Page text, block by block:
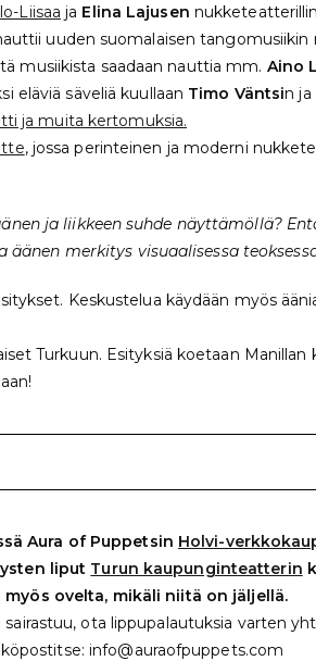
Liisaa ja Elina Lajusen
uuden suomalaisen tangomusiikin
musiikista saadaan nauttia mm. Aino
eläviä säveliä kuullaan Timo Väntsin ja
ja muita kertomuksia.
, jossa perinteinen ja moderni
ja liikkeen suhde näyttämöllä?
merkitys visuaalisessa
Keskustelua käydään myös
Turkuun. Esityksiä koetaan Manillan
Aura of Puppetsin Holvi-
liput Turun kaupunginteatterin
ovelta, mikäli niitä on jäljellä.
ota lippupalautuksia varten
info@auraofpuppets.com